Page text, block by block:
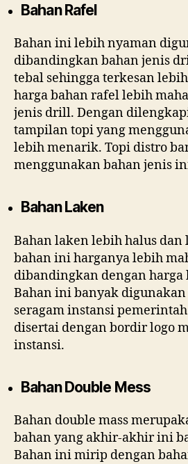
Bahan Rafel
Bahan ini lebih nyaman
dibandingkan bahan jenis
tebal sehingga terkesan
harga bahan rafel lebih
jenis drill. Dengan
tampilan topi yang
lebih menarik. Topi distro
menggunakan bahan jenis
Bahan Laken
Bahan laken lebih halus dan
bahan ini harganya lebih
dibandingkan dengan harga
Bahan ini banyak
seragam instansi
disertai dengan bordir logo
instansi.
Bahan Double Mess
Bahan double mass
bahan yang akhir-akhir ini
Bahan ini mirip dengan